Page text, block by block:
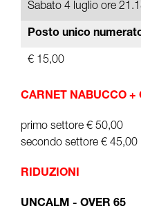
Sabato 4 luglio ore
Posto unico
€ 15,00
CARNET NABUCCO +
primo settore € 50,00
secondo settore € 45,00
RIDUZIONI
UNCALM - OVER 65